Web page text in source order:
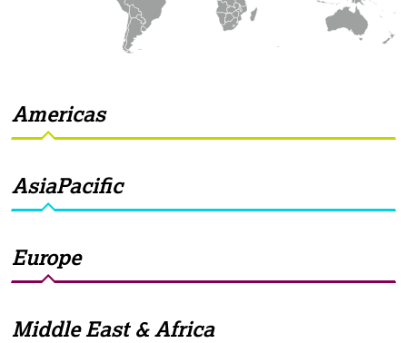
Americas
AsiaPacific
Europe
Middle East & Africa